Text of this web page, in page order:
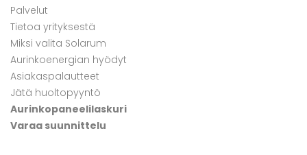
Palvelut
Tietoa yrityksestä
Miksi valita Solarum
Aurinkoenergian hyödyt
Asiakaspalautteet
Jätä huoltopyyntö
Aurinkopaneelilaskuri
Varaa suunnittelu